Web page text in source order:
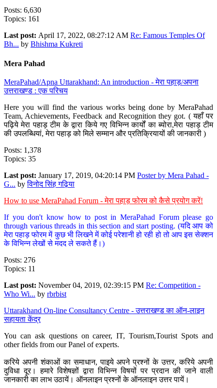
Posts: 6,630
Topics: 161
Last post: April 17, 2022, 08:27:12 AM Re: Famous Temples Of
Bh... by Bhishma Kukreti
Mera Pahad
MeraPahad/Apna Uttarakhand: An introduction - मेरा पहाड़/अपना
उत्तराखण्ड : एक परिचय
Here you will find the various works being done by MeraPahad
Team, Achievements, Feedback and Recognition they got. ( यहाँ पर
पढ़िये मेरा पहाड़ टीम के द्वारा किये गए विभिन्न कार्यों का ब्योरा,मेरा पहाड़ टीम
की उपलब्धियां, मेरा पहाड़ को मिले सम्मान और प्रतिक्रियायों की जानकारी )
Posts: 1,378
Topics: 35
Last post: January 17, 2019, 04:20:14 PM Poster by Mera Pahad -
G... byविनोद सिंह गढ़िया
How to use MeraPahad Forum - मेरा पहाड़ फोरम को कैसे प्रयोग करें!
If you don't know how to post in MeraPahad Forum please go
through various threads in this section and start posting. (यदि आप को
मेरा पहाड़ फोरम में कुछ भी लिखने में कोई परेशानी हो रही हो तो आप इस सेक्शन
के विभिन्न लेखों से मदद ले सकते हैं।)
Posts: 276
Topics: 11
Last post: November 04, 2019, 02:39:15 PM Re: Competition -
Who Wi... by rbrbist
Uttarakhand On-line Consultancy Centre - उत्तराखण्ड का ऑन-लाइन
सहायता केंद्र
You can ask questions on career, IT, Tourism,Tourist Spots and
other fields from our Panel of experts.
करिये अपनी शंकाओं का समाधान, पाइये अपने प्रश्नों के उत्तर, करिये अपनी
दुविधा दूर। हमारे विशेषज्ञों द्वारा विभिन्न विषयों पर प्रदान की जाने वाली
जानकारी का लाभ उठायें। ऑनलाइन प्रश्नों के ऑनलाइन उत्तर पायें।